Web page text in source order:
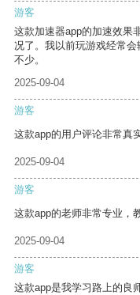
游客
这款加速器app的加速效果
况了。我以前玩游戏经常
不少。
2025-09-04
游客
这款app的用户评论非常真
2025-09-04
游客
这款app的老师非常专业，
2025-09-04
游客
这款app是我学习路上的良